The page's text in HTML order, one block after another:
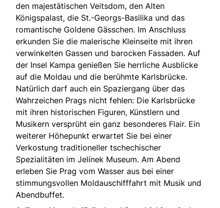
den majestätischen Veitsdom, den Alten
Königspalast, die St.-Georgs-Basilika und das
romantische Goldene Gässchen. Im Anschluss
erkunden Sie die malerische Kleinseite mit ihren
verwinkelten Gassen und barocken Fassaden. Auf
der Insel Kampa genießen Sie herrliche Ausblicke
auf die Moldau und die berühmte Karlsbrücke.
Natürlich darf auch ein Spaziergang über das
Wahrzeichen Prags nicht fehlen: Die Karlsbrücke
mit ihren historischen Figuren, Künstlern und
Musikern versprüht ein ganz besonderes Flair. Ein
weiterer Höhepunkt erwartet Sie bei einer
Verkostung traditioneller tschechischer
Spezialitäten im Jelínek Museum. Am Abend
erleben Sie Prag vom Wasser aus bei einer
stimmungsvollen Moldauschifffahrt mit Musik und
Abendbuffet.